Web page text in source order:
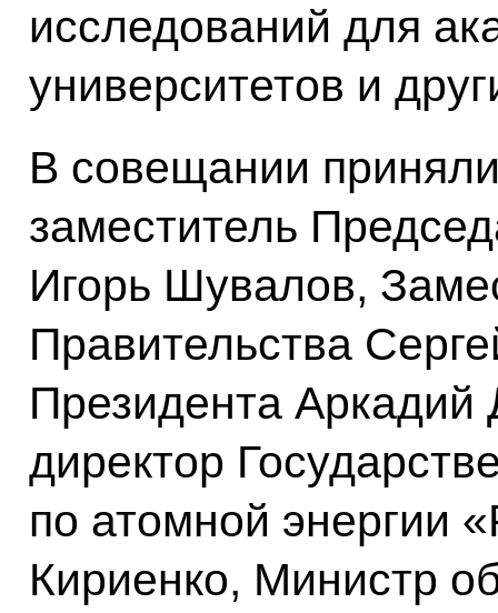
исследований для
университетов и
В совещании
заместитель
Игорь Шувалов,
Правительства
Президента Аркадий
директор
по атомной энергии
Кириенко, Министр